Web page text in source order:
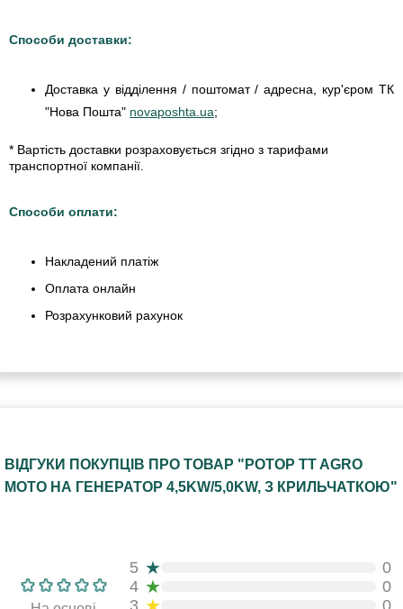
Способи доставки:
Доставка у відділення / поштомат / адресна, кур'єром ТК
"Нова Пошта" novaposhta.ua;
* Вартість доставки розраховується згідно з тарифами
транспортної компанії.
Способи оплати:
Накладений платіж
Оплата онлайн
Розрахунковий рахунок
ВІДГУКИ ПОКУПЦІВ ПРО ТОВАР "РОТОР TT AGRO
MOTO НА ГЕНЕРАТОР 4,5KW/5,0KW, З КРИЛЬЧАТКОЮ"
5 ★
0
4 ★
0